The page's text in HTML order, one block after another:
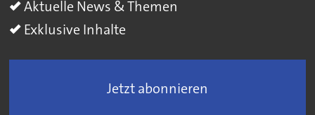
Aktuelle News & Themen
Exklusive Inhalte
Jetzt abonnieren